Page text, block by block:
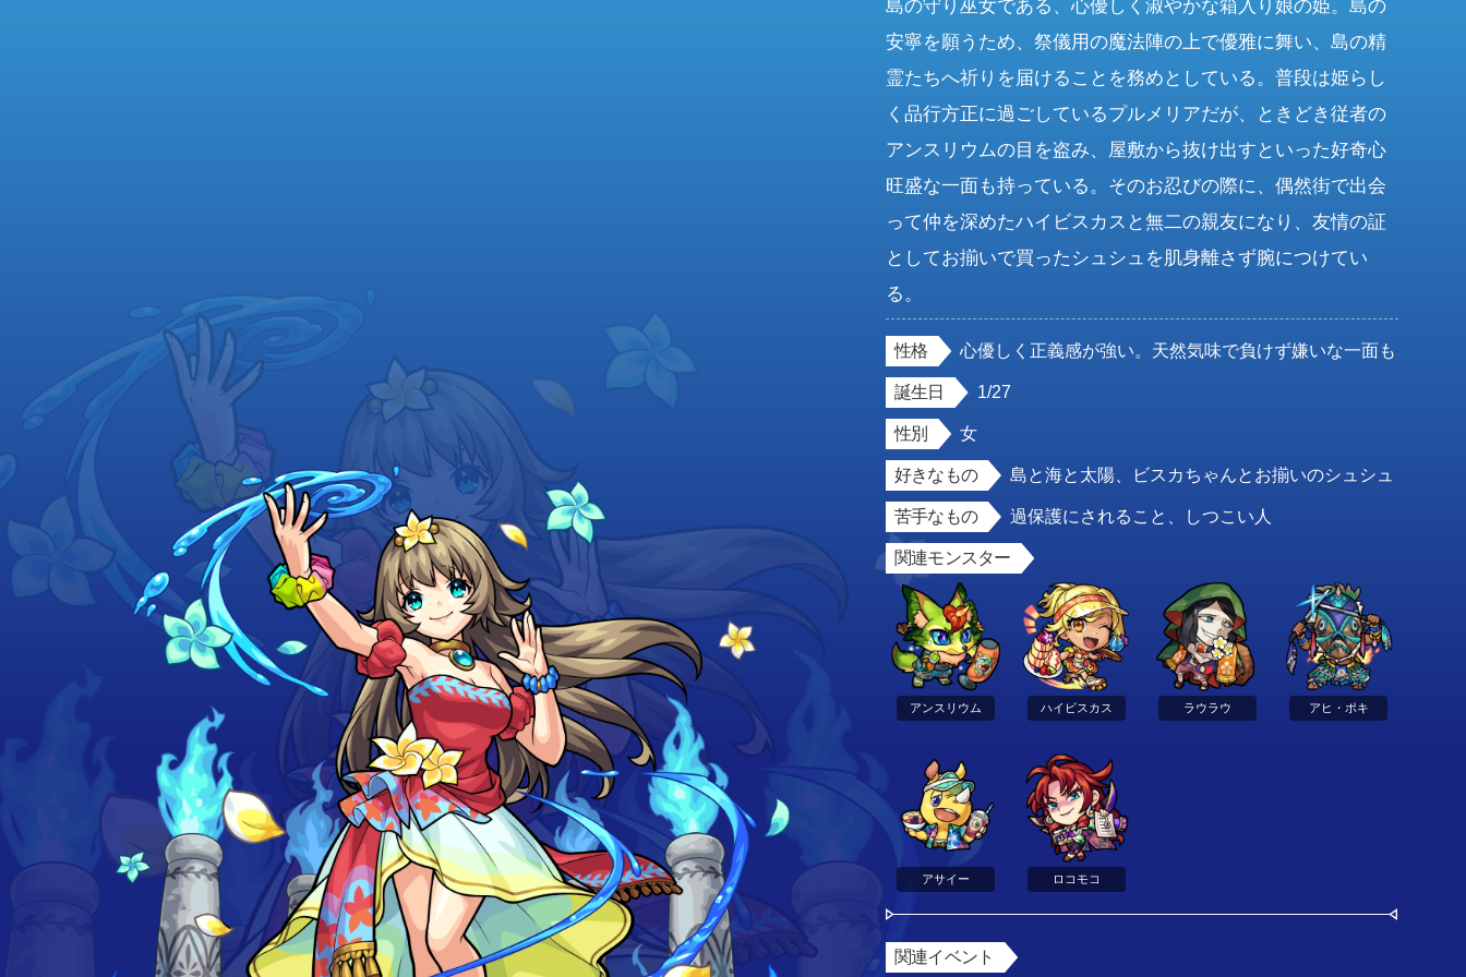
島の守り巫女である、心優しく淑やかな箱入り娘の姫。島の
安寧を願うため、祭儀用の魔法陣の上で優雅に舞い、島の精
霊たちへ祈りを届けることを務めとしている。普段は姫らし
く品行方正に過ごしているプルメリアだが、ときどき従者の
アンスリウムの目を盗み、屋敷から抜け出すといった好奇心
旺盛な一面も持っている。そのお忍びの際に、偶然街で出会
って仲を深めたハイビスカスと無二の親友になり、友情の証
としてお揃いで買ったシュシュを肌身離さず腕につけてい
る。
性格 心優しく正義感が強い。天然気味で負けず嫌いな一面も
誕生日 1/27
性別 女
好きなもの 島と海と太陽、ビスカちゃんとお揃いのシュシュ
苦手なもの 過保護にされること、しつこい人
関連モンスター
アンスリウム ハイビスカス ラウラウ アヒ・ポキ
アサイー ロコモコ
関連イベント